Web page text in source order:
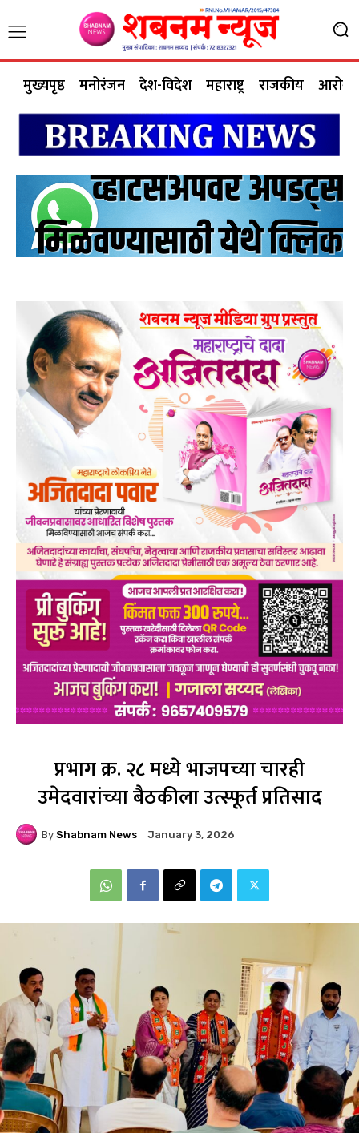
मुख्यपृष्ठ मनोरंजन देश-विदेश महाराष्ट्र राजकीय आरोग्य
प्रभाग क्र. २८ मध्ये भाजपच्या चारही
उमेदवारांच्या बैठकीला उत्स्फूर्त प्रतिसाद
By Shabnam News January 3, 2026